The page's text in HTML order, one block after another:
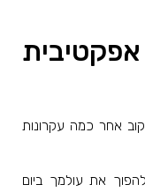
אחר כמה עקרונות
את עולמך ביום